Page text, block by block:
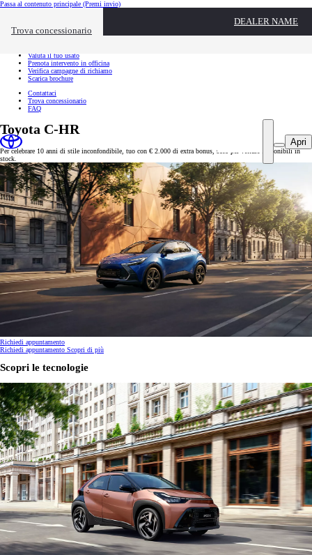
Passa al contenuto principale (Premi invio)
Trova concessionario
DEALER NAME
Link utili Chiudi overlay
Valuta il tuo usato
Prenota intervento in officina
Verifica campagne di richiamo
Scarica brochure
Contattaci
Trova concessionario
FAQ
Apri
Toyota C-HR
Per celebrare 10 anni di stile inconfondibile, tuo con € 2.000 di extra bonus, solo per vetture disponibili in
stock.
Richiedi appuntamento
Richiedi appuntamento Scopri di più
Scopri le tecnologie